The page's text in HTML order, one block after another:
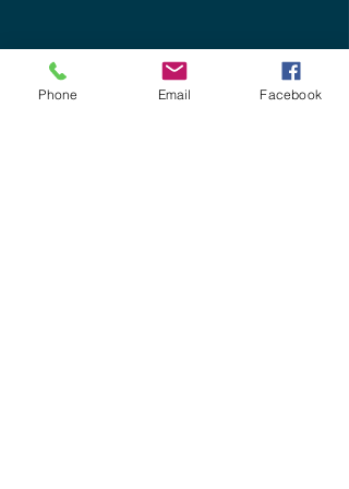
Phone Email Facebook